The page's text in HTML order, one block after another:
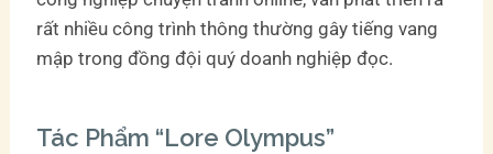
rất nhiều công trình thông thường gây tiếng vang
mập trong đồng đội quý doanh nghiệp đọc.
Tác Phẩm “Lore Olympus”